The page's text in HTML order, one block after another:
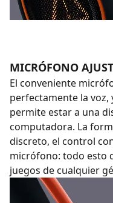
MICRÓFONO
El conveniente
perfectamente la voz,
permite estar a una
computadora. La
discreto, el control
micrófono: todo esto
juegos de cualquier